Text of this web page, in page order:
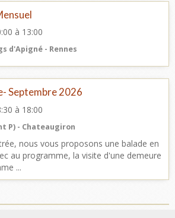
à 13:00
d'Apigné - Rennes
Septembre 2026
à 18:00
P) - Chateaugiron
nous vous proposons une balade en
au programme, la visite d'une demeure
...